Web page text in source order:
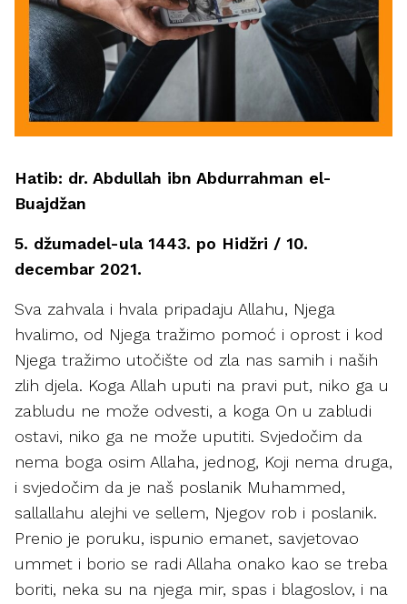
Hatib: dr. Abdullah ibn Abdurrahman el-
Buajdžan
5. džumadel-ula 1443. po Hidžri / 10.
decembar 2021.
Sva zahvala i hvala pripadaju Allahu, Njega
hvalimo, od Njega tražimo pomoć i oprost i kod
Njega tražimo utočište od zla nas samih i naših
zlih djela. Koga Allah uputi na pravi put, niko ga u
zabludu ne može odvesti, a koga On u zabludi
ostavi, niko ga ne može uputiti. Svjedočim da
nema boga osim Allaha, jednog, Koji nema druga,
i svjedočim da je naš poslanik Muhammed,
sallallahu alejhi ve sellem, Njegov rob i poslanik.
Prenio je poruku, ispunio emanet, savjetovao
ummet i borio se radi Allaha onako kao se treba
boriti, neka su na njega mir, spas i blagoslov, i na